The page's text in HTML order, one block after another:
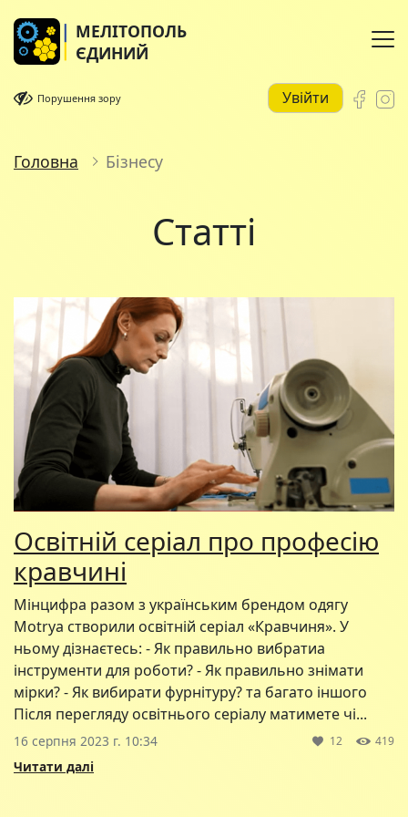
МЕЛІТОПОЛЬ
ЄДИНИЙ
Порушення зору Увійти
Головна Бізнесу
Статті
Освітній серіал про професію
кравчині
Мінцифра разом з українським брендом одягу
Motrya створили освітній серіал «Кравчиня». У
ньому дізнаєтесь: - Як правильно вибратиа
інструменти для роботи? - Як правильно знімати
мірки? - Як вибирати фурнітуру? та багато іншого
Після перегляду освітнього серіалу матимете чі...
16 серпня 2023 г. 10:34 12 419
Читати далі